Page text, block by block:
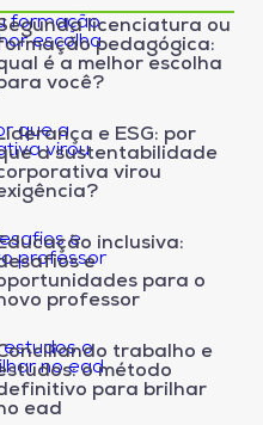
licenciatura ou
pedagógica:
é a melhor escolha
você?
e ESG: por
a sustentabilidade
virou
inclusiva:
e
para o
professor
trabalho e
o método
para brilhar
ead